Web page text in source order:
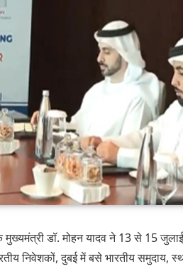
डॉ. मोहन यादव ने 13 से 15 जुलाई
निवेशकों, दुबई में बसे भारतीय समुदाय,